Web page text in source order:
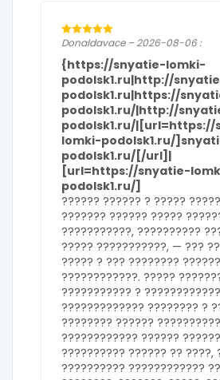
Donaldavace – 2026-08-06 :
{https://snyatie-lomki-
podolsk1.ru|http://
podolsk1.ru|https://
podolsk1.ru/|http://
podolsk1.ru/
lomki-podolsk1.ru/
podolsk1.ru/[/url]|
[url=https://snyatie-
podolsk1.ru/]
?????? ?????? ? ?????
??????? ?????? ?????
???????????, ??????????
????? ???????????, — ???
????? ? ??? ????????
????????????. ?????
??????????? ?
????????????? ???????? ?
???????? ??????
???????????? ??????
?????????? ?????? ?? ????,
?????????? ????????????